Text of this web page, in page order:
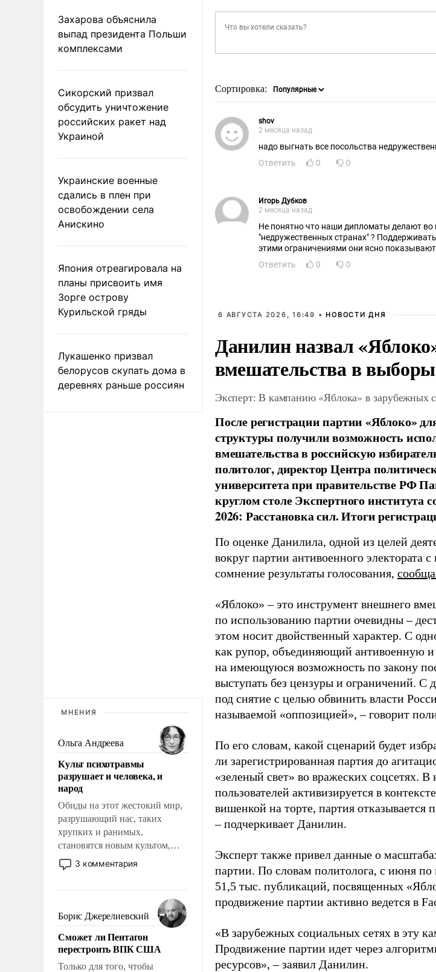
Захарова объяснила
выпад президента Польши
комплексами
Сикорский призвал
обсудить уничтожение
российских ракет над
Украиной
Украинские военные
сдались в плен при
освобождении села
Анискино
Япония отреагировала на
планы присвоить имя
Зорге острову
Курильской гряды
Лукашенко призвал
белорусов скупать дома в
деревнях раньше россиян
МНЕНИЯ
Ольга Андреева
Культ психотравмы
разрушает и человека, и
народ
Обиды на этот жестокий мир,
разрушающий нас, таких
хрупких и ранимых,
становятся новым культом,
постепенно вытесняя и
отменяя традиционное
мужественным и твердым под
ударами судьбы, брать на себя
ответственность, помогать
слабым, идти вперед и
адаптироваться.
3 комментария
Борис Джерелиевский
Сможет ли Пентагон
перестроить ВПК США
Только для того, чтобы
Сортировка:
shov
2 месяца назад
надо выгнать все посольства
Ответить
0 0
Игорь Дубков
2 месяца назад
Не понятно что наши дипломаты делают
"недружественных странах" ?
этими ограничениями они ясно
Ответить
0 0
6 АВГУСТА 2026, 16:49 • НОВОСТИ ДНЯ
Данилин назвал
вмешательства в выборы
Эксперт: В кампанию «Яблока» в зарубежных
После регистрации партии «Яблоко»
структуры получили возможность
вмешательства в российскую
политолог, директор Центра
университета при правительстве РФ
круглом столе Экспертного
2026: Расстановка сил. Итоги
По оценке Данилила, одной из целей
вокруг партии антивоенного электората
сомнение результаты голосования,
«Яблоко» – это инструмент внешнего
по использованию партии очевидны –
этом носит двойственный характер. С
как рупор, объединяющий антивоенную и
на имеющуюся возможность по закону
выступать без цензуры и ограничений. С
под снятие с целью обвинить власти
называемой «оппозицией», – говорит
По его словам, какой сценарий будет
ли зарегистрированная партия до
«зеленый свет» во вражеских соцсетях.
пользователей активизируется в
вишенкой на торте, партия отказывается
– подчеркивает Данилин.
Эксперт также привел данные о
партии. По словам политолога, с июня по
51,5 тыс. публикаций, посвященных
продвижение партии активно ведется в
«В зарубежных социальных сетях в эту
Продвижение партии идет через
ресурсов», – заявил Данилин.